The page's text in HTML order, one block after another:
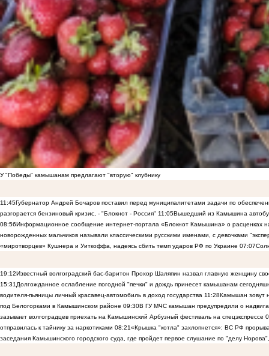
У "Победы" камышанам предлагают "вторую" клубнику
11:45Губернатор Андрей Бочаров поставил перед муниципалитетами задачи по
разгорается бензиновый кризис, - "Блокнот - Россия" 11:05Вышедший из Камышина
08:56Информационное сообщение интернет-портала «Блокнот Камышина» о расценках
новорожденных мальчиков называли классическими русскими именами, с девочками
«миротворцев» Кушнера и Уиткоффа, надеясь сбить темп ударов РФ по Украине 07:07
19:12Известный волгоградский бас-баритон Прохор Шаляпин назвал главную женщину
15:31 Долгожданное ослабление погодной "печки" и дождь принесет камышанам
водителя-пьяницы личный красавец-автомобиль в доход государства 11:28Камышан зовут
под Белогорками в Камышинском районе 09:30В ГУ МЧС камышан предупредили о
зазывает волгоградцев приехать на Камышинский Арбузный фестиваль на спецэкспрессе
отправилась к тайнику за наркотиками 08:21«Крышка "котла" захлопнется»: ВС РФ
заседания Камышинского городского суда, где пройдет первое слушание по "делу